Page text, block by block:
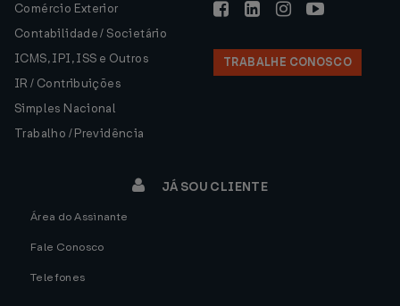
Comércio Exterior
Contabilidade / Societário
ICMS, IPI, ISS e Outros
IR / Contribuições
Simples Nacional
Trabalho / Previdência
TRABALHE CONOSCO
JÁ SOU CLIENTE
Área do Assinante
Fale Conosco
Telefones